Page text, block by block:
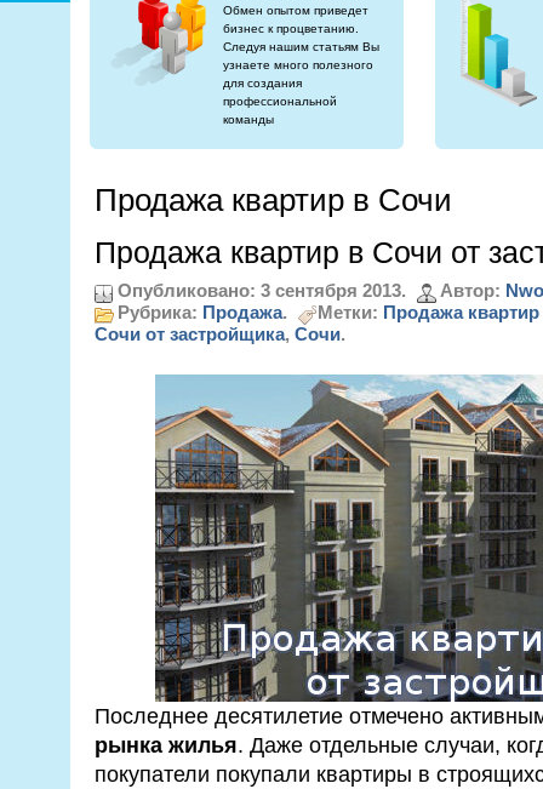
Обмен опытом приведет
бизнес к процветанию.
Следуя нашим статьям Вы
узнаете много полезного
для создания
профессиональной
команды
Продажа квартир в Сочи
Продажа квартир в Сочи от
Опубликовано: 3 сентября 2013. Автор:
Рубрика: Продажа. Метки: Продажа
Сочи от застройщика, Сочи.
Последнее десятилетие отмечено
рынка жилья. Даже отдельные случаи,
покупатели покупали квартиры в